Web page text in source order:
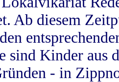
Ab diesem
sind Kinder aus
- in